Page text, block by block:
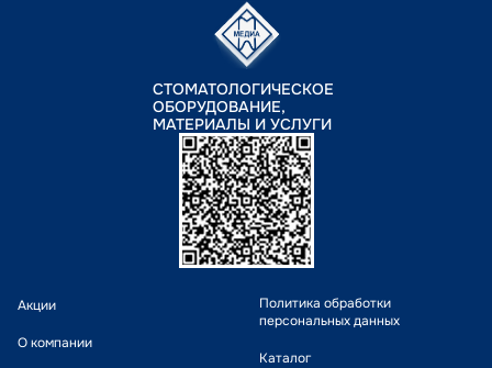
СТОМАТОЛОГИЧЕСКОЕ
ОБОРУДОВАНИЕ,
МАТЕРИАЛЫ И УСЛУГИ
Акции
О компании
Политика обработки
персональных данных
Каталог